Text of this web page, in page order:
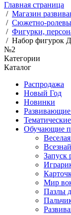
Главная страница
/ Магазин
/ Сюжетно-
/ Фигурки,
/ Набор фигурок
№2
Категории
Каталог
Распродажа
Новый Год
Новинки
Обучающие
Запуск
Мир
Пазлы